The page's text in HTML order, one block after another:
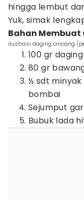
hingga lembut
Yuk, simak
Bahan Membuat
ilustrasi daging cincang
100 gr
80 gr
½ sdt minyak
bombai
Sejumput
Bubuk lada